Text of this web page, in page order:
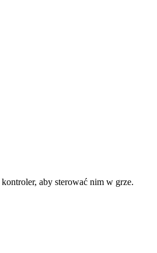
aby sterować nim w grze.